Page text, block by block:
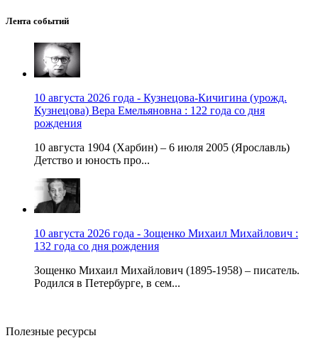
Лента событий
10 августа 2026 года - Кузнецова-Кичигина (урожд.
Кузнецова) Вера Емельяновна : 122 года со дня
рождения
10 августа 1904 (Харбин) – 6 июля 2005 (Ярославль)
Детство и юность про...
10 августа 2026 года - Зощенко Михаил Михайлович :
132 года со дня рождения
Зощенко Михаил Михайлович (1895-1958) – писатель.
Родился в Петербурге, в сем...
Полезные ресурсы